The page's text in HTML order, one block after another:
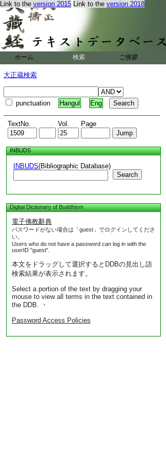
Link to the version 2015 Link to the version 2018
ホーム 検索 ご挨拶
大正蔵検索
punctuation Hangul Eng
TextNo. Vol. Page
INBUDS
INBUDS(Bibliographic Database)
Search
Digital Dictionary of Buddhism
電子佛教辭典
パスワードがない場合は「guest」でログインしてくださ
い。
Users who do not have a password can log in with the
userID "guest".
本文をドラッグして選択するとDDBの見出し語
検索結果が表示されます。
Select a portion of the text by dragging your
mouse to view all terms in the text contained in
the DDB. ・
Password Access Policies